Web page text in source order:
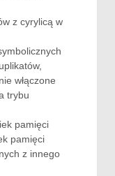
z cyrylicą w
włączone
trybu
pamięci
pamięci
z innego